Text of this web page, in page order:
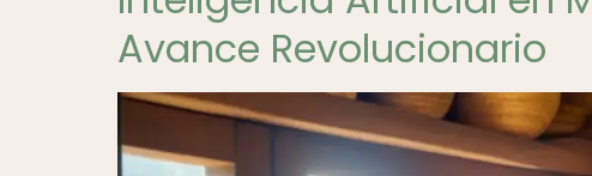
Avance Revolucionario